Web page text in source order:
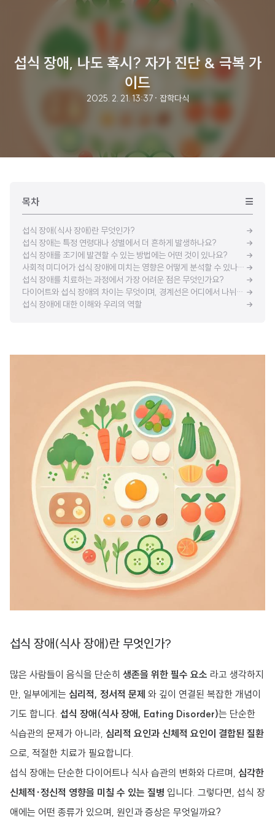
섭식 장애, 나도 혹시? 자가 진단 & 극복 가
이드
2025. 2. 21. 13:37 · 잡학다식
목차
섭식 장애(식사 장애)란 무엇인가?
섭식 장애는 특정 연령대나 성별에서 더 흔하게 발생하나요?
섭식 장애를 조기에 발견할 수 있는 방법에는 어떤 것이 있나요?
사회적 미디어가 섭식 장애에 미치는 영향은 어떻게 분석할 수 있나요?
섭식 장애를 치료하는 과정에서 가장 어려운 점은 무엇인가요?
다이어트와 섭식 장애의 차이는 무엇이며, 경계선은 어디에서 나뉘나요?
섭식 장애에 대한 이해와 우리의 역할
섭식 장애(식사 장애)란 무엇인가?
많은 사람들이 음식을 단순히 생존을 위한 필수 요소 라고 생각하지
만, 일부에게는 심리적, 정서적 문제 와 깊이 연결된 복잡한 개념이
기도 합니다. 섭식 장애(식사 장애, Eating Disorder)는 단순한
식습관의 문제가 아니라, 심리적 요인과 신체적 요인이 결합된 질환
으로, 적절한 치료가 필요합니다.
섭식 장애는 단순한 다이어트나 식사 습관의 변화와 다르며, 심각한
신체적·정신적 영향을 미칠 수 있는 질병 입니다. 그렇다면, 섭식 장
애에는 어떤 종류가 있으며, 원인과 증상은 무엇일까요?